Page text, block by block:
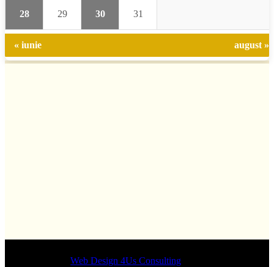
28 29 30 31
« iunie august »
Designed byWeb Design 4Us Consulting